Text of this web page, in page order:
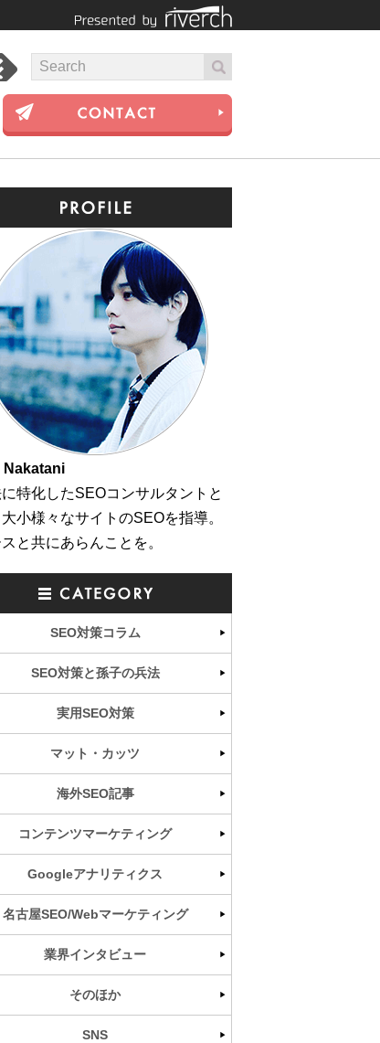
Nakatani
特化したSEOコンサルタントと
小様々なサイトのSEOを指導。
と共にあらんことを。
SEO対策コラム
SEO対策と孫子の兵法
実用SEO対策
マット・カッツ
海外SEO記事
コンテンツマーケティング
Googleアナリティクス
名古屋SEO/Webマーケティング
業界インタビュー
そのほか
SNS